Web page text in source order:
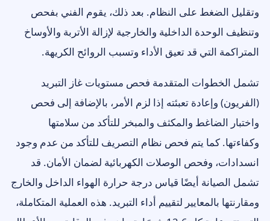
وتقليل الضغط على النظام. بعد ذلك، يقوم الفني بفحص
وتنظيف الوحدة الداخلية والخارجية لإزالة الأتربة والأوساخ
المتراكمة التي قد تعيق الأداء وتسبب الروائح الكريهة.
تشمل الخطوات المتقدمة فحص مستويات غاز التبريد
(الفريون) وإعادة تعبئته إذا لزم الأمر، بالإضافة إلى فحص
واختبار الضاغط والمكثف والمبخر للتأكد من سلامتها
وكفاءتها. كما يتم فحص نظام التصريف للتأكد من عدم وجود
انسدادات، وفحص الوصلات الكهربائية لضمان الأمان. قد
تشمل الصيانة أيضًا قياس درجة حرارة الهواء الداخل والخارج
ومقارنتها بالمعايير لتقييم أداء التبريد. هذه العملية المتكاملة،